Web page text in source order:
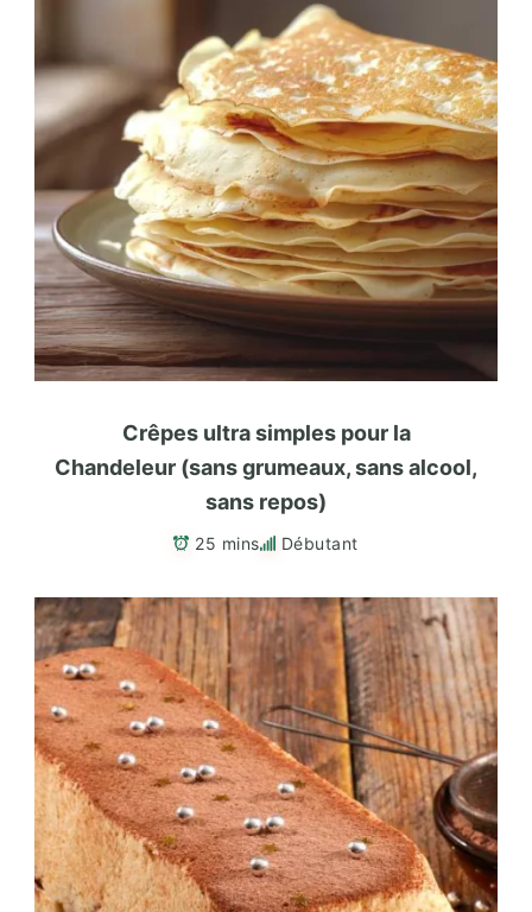
Crêpes ultra simples pour la
Chandeleur (sans grumeaux, sans alcool,
sans repos)
25 mins Débutant